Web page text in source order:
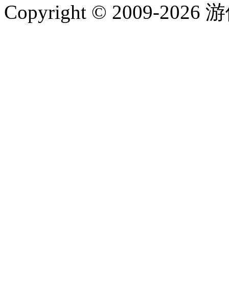
Copyright © 2009-2026